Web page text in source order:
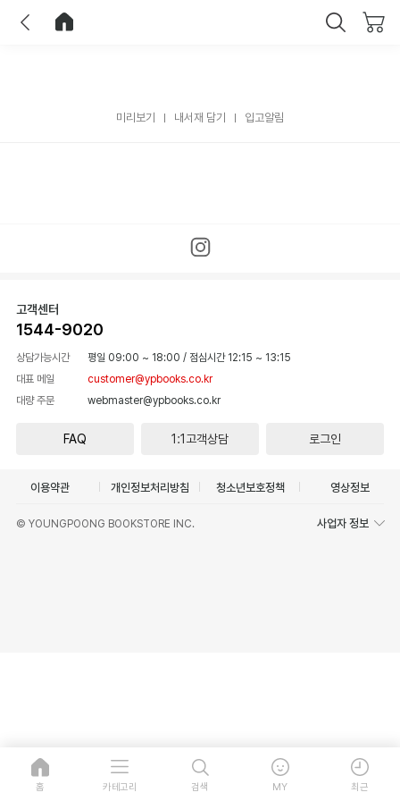
미리보기 내서재 담기 입고알림
고객센터
1544-9020
상담가능시간 평일 09:00 ~ 18:00 / 점심시간 12:15 ~ 13:15
대표 메일
customer@ypbooks.co.kr
대량 주문
webmaster@ypbooks.co.kr
FAQ 1:1고객상담 로그인
이용약관 개인정보처리방침 청소년보호정책 영상정보
© YOUNGPOONG BOOKSTORE INC. 사업자 정보
홈 카테고리 검색 MY 최근